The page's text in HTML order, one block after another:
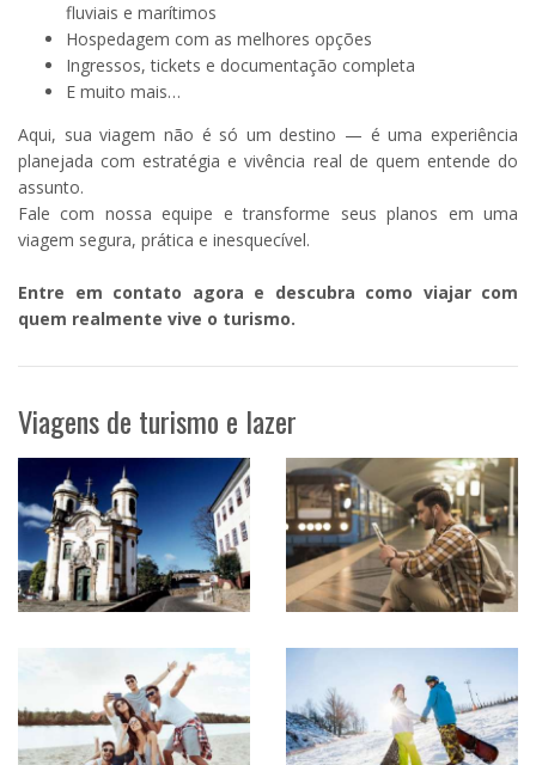
fluviais e marítimos
Hospedagem com as melhores opções
Ingressos, tickets e documentação completa
E muito mais…
Aqui, sua viagem não é só um destino — é uma experiência
planejada com estratégia e vivência real de quem entende do
assunto.
Fale com nossa equipe e transforme seus planos em uma
viagem segura, prática e inesquecível.
Entre em contato agora e descubra como viajar com
quem realmente vive o turismo.
Viagens de turismo e lazer